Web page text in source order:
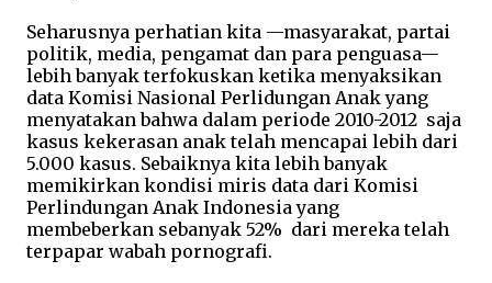
Seharusnya perhatian kita —masyarakat, partai
politik, media, pengamat dan para penguasa—
lebih banyak terfokuskan ketika menyaksikan
data Komisi Nasional Perlidungan Anak yang
menyatakan bahwa dalam periode 2010-2012 saja
kasus kekerasan anak telah mencapai lebih dari
5.000 kasus. Sebaiknya kita lebih banyak
memikirkan kondisi miris data dari Komisi
Perlindungan Anak Indonesia yang
membeberkan sebanyak 52% dari mereka telah
terpapar wabah pornografi.